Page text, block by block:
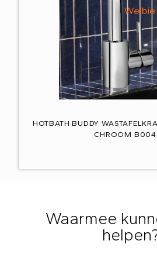
HOTBATH BUDDY
CHROOM
Waarmee